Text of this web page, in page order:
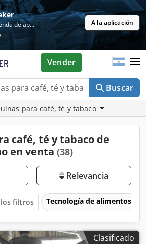
Gratis en la tienda de aplicaciones A la aplicación
Buscar
Vender
para café, té y tabaco
café, té y tabaco de
en venta (38)
Relevancia
filtros Tecnología de alimentos
Clasificado